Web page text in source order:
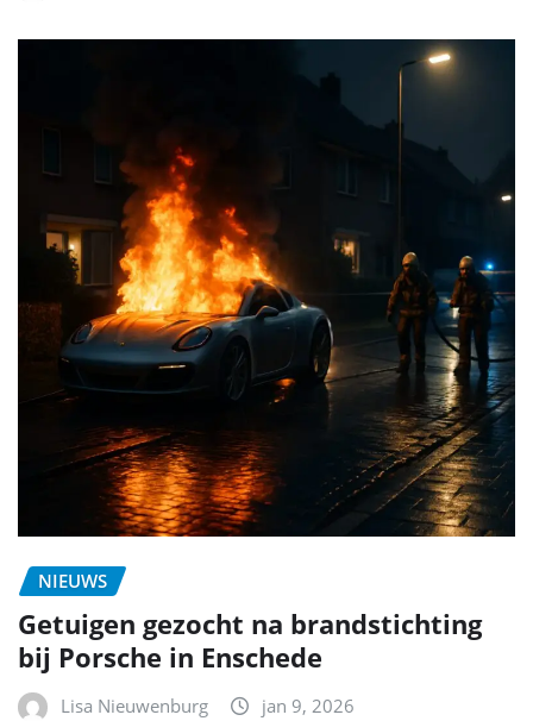
NIEUWS
Getuigen gezocht na brandstichting
bij Porsche in Enschede
Lisa Nieuwenburg jan 9, 2026